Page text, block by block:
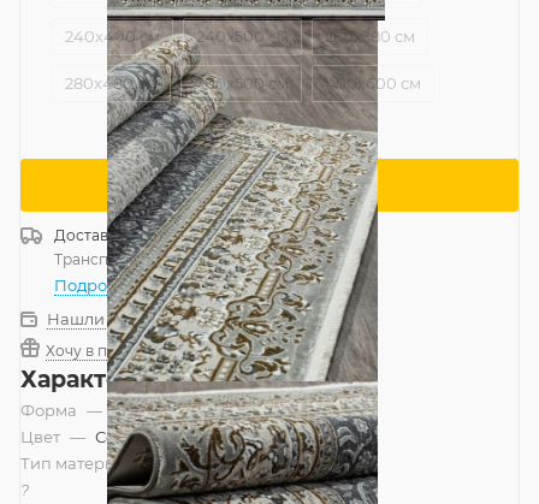
240x400 см 240x500 см 280x380 см
280x480 см 400x500 см 400x600 см
Сообщить о поступлении
ДоставкаРоссия
Транспортной компанией—бесплатно
Подробнее
Нашли дешевле?
Хочу в подарок
Характеристики
Форма — Прямоугольник
Цвет — Серый
Тип материала
?